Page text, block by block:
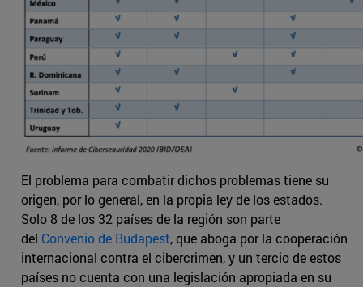
El problema para combatir dichos problemas tiene su
origen, por lo general, en la propia ley de los estados.
Solo 8 de los 32 países de la región son parte
del Convenio de Budapest, que aboga por la cooperación
internacional contra el cibercrimen, y un tercio de estos
países no cuenta con una legislación apropiada en su